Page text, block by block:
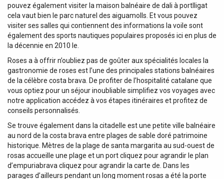
pouvez également visiter la maison balnéaire de dali à portlligat
cela vaut bien le parc naturel des aiguamolls. Et vous pouvez
visiter ses salles qui contiennent des informations la voile sont
également des sports nautiques populaires proposés ici en plus de
la décennie en 2010 le.
Roses a à offrir n’oubliez pas de goûter aux spécialités locales la
gastronomie de roses est l’une des principales stations balnéaires
de la célèbre costa brava. De profiter de l’hospitalité catalane que
vous optiez pour un séjour inoubliable simplifiez vos voyages avec
notre application accédez à vos étapes itinéraires et profitez de
conseils personnalisés.
Se trouve également dans la citadelle est une petite ville balnéaire
au nord de la costa brava entre plages de sable doré patrimoine
historique. Mètres de la plage de santa margarita au sud-ouest de
rosas accueille une plage et un port cliquez pour agrandir le plan
d’empuriabrava cliquez pour agrandir la carte de. Dans les
parages d’ailleurs pendant un long moment rosas a été la porte